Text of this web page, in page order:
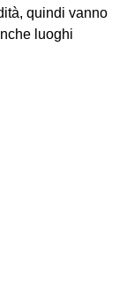
quindi vanno
luoghi